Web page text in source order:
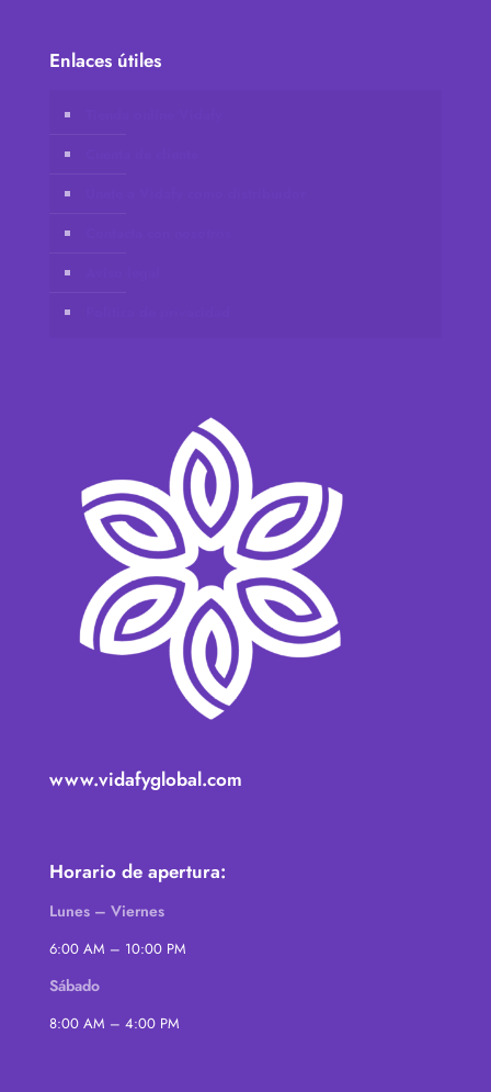
Enlaces útiles
www.vidafyglobal.com
Horario de apertura:
Lunes – Viernes
6:00 AM – 10:00 PM
Sábado
8:00 AM – 4:00 PM